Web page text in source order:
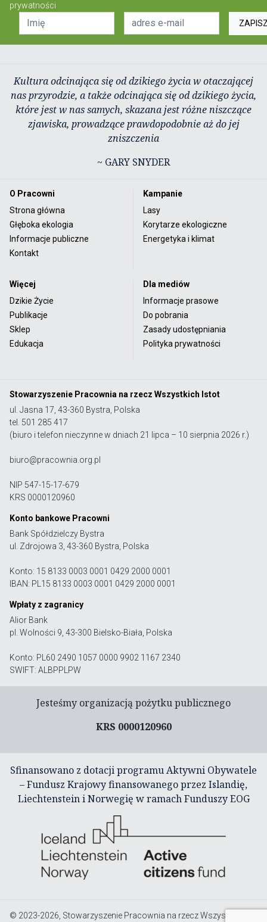
prywatności
Kultura odcinająca się od dzikiego życia w otaczającej
nas przyrodzie, a także odcinająca się od dzikiego życia,
które jest w nas samych, skazana jest różne niszczące
zjawiska, prowadzące prawdopodobnie aż do jej
zniszczenia
~ GARY SNYDER
O Pracowni
Strona główna
Głęboka ekologia
Informacje publiczne
Kontakt
Kampanie
Lasy
Korytarze ekologiczne
Energetyka i klimat
Więcej
Dzikie Życie
Publikacje
Sklep
Edukacja
Dla mediów
Informacje prasowe
Do pobrania
Zasady udostępniania
Polityka prywatności
Stowarzyszenie Pracownia na rzecz Wszystkich Istot
ul. Jasna 17, 43-360 Bystra, Polska
tel. 501 285 417
(biuro i telefon nieczynne w dniach 21 lipca – 10 sierpnia 2026 r.)
biuro@pracownia.org.pl
NIP 547-15-17-679
KRS 0000120960
Konto bankowe Pracowni
Bank Spółdzielczy Bystra
ul. Zdrojowa 3, 43-360 Bystra, Polska
Konto: 15 8133 0003 0001 0429 2000 0001
IBAN: PL15 8133 0003 0001 0429 2000 0001
Wpłaty z zagranicy
Alior Bank
pl. Wolności 9, 43-300 Bielsko-Biała, Polska
Konto: PL60 2490 1057 0000 9902 1167 2340
SWIFT: ALBPPLPW
Jesteśmy organizacją pożytku publicznego
KRS 0000120960
Sfinansowano z dotacji programu Aktywni Obywatele
– Fundusz Krajowy finansowanego przez Islandię,
Liechtenstein i Norwegię w ramach Funduszy EOG
© 2023-2026, Stowarzyszenie Pracownia na rzecz Wszystkich